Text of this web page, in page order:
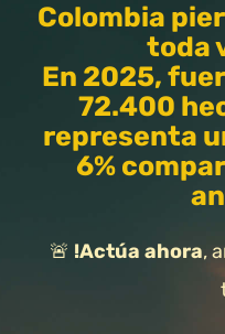
Colombia
toda
En 2025,
72.400
representa
6%
🚨 !Actúa ahora,